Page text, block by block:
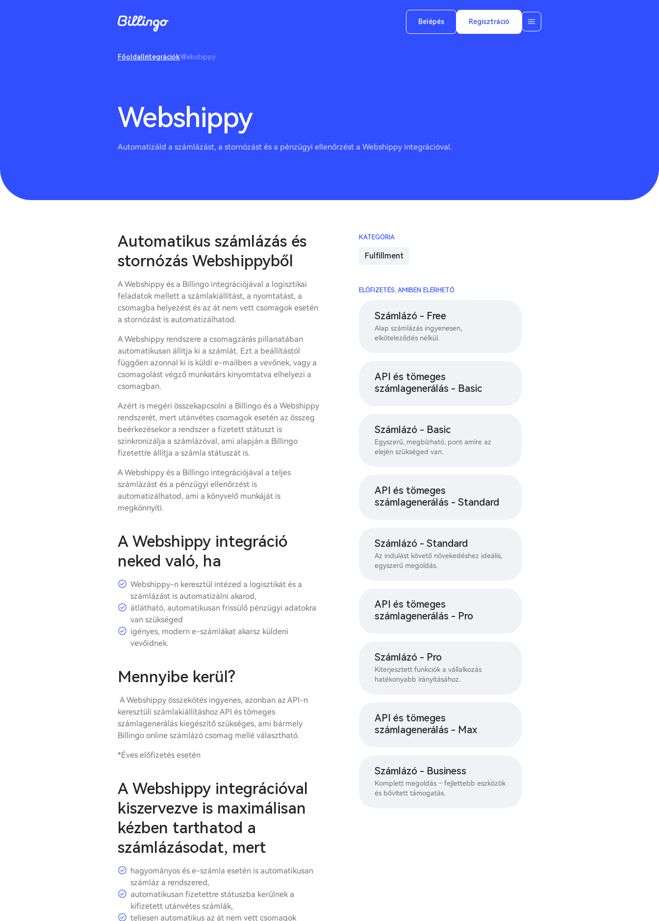
Belépés Regisztráció
Főoldal IntegrációkWebshippy
Webshippy
Automatizáld a számlázást, a stornózást és a pénzügyi ellenőrzést a Webshippy integrációval.
Automatikus számlázás és
stornózás Webshippyből
A Webshippy és a Billingo integrációjával a logisztikai
feladatok mellett a számlakiállítást, a nyomtatást, a
csomagba helyezést és az át nem vett csomagok esetén
a stornózást is automatizálhatod.
A Webshippy rendszere a csomagzárás pillanatában
automatikusan állítja ki a számlát. Ezt a beállítástól
függően azonnal ki is küldi e-mailben a vevőnek, vagy a
csomagolást végző munkatárs kinyomtatva elhelyezi a
csomagban.
Azért is megéri összekapcsolni a Billingo és a Webshippy
rendszerét, mert utánvétes csomagok esetén az összeg
beérkezésekor a rendszer a fizetett státuszt is
szinkronizálja a számlázóval, ami alapján a Billingo
fizetettre állítja a számla státuszát is.
A Webshippy és a Billingo integrációjával a teljes
számlázást és a pénzügyi ellenőrzést is
automatizálhatod, ami a könyvelő munkáját is
megkönnyíti.
A Webshippy integráció
neked való, ha
Webshippy-n keresztül intézed a logisztikát és a
számlázást is automatizálni akarod,
átlátható, automatikusan frissülő pénzügyi adatokra
van szükséged
igényes, modern e-számlákat akarsz küldeni
vevőidnek.
Mennyibe kerül?
A Webshippy összekötés ingyenes, azonban az API-n
keresztüli számlakiállításhoz API és tömeges
számlagenerálás kiegészítő szükséges, ami bármely
Billingo online számlázó csomag mellé választható.
*Éves előfizetés esetén
A Webshippy integrációval
kiszervezve is maximálisan
kézben tarthatod a
számlázásodat, mert
hagyományos és e-számla esetén is automatikusan
számláz a rendszered,
automatikusan fizetettre státuszba kerülnek a
kifizetett utánvétes számlák,
teljesen automatikus az át nem vett csomagok
KATEGÓRIA
Fulfillment
ELŐFIZETÉS, AMIBEN ELÉRHETŐ
Számlázó - Free
Alap számlázás ingyenesen,
elköteleződés nélkül.
API és tömeges
számlagenerálás - Basic
Számlázó - Basic
Egyszerű, megbízható, pont amire az
elején szükséged van.
API és tömeges
számlagenerálás - Standard
Számlázó - Standard
Az indulást követő növekedéshez ideális,
egyszerű megoldás.
API és tömeges
számlagenerálás - Pro
Számlázó - Pro
Kiterjesztett funkciók a vállalkozás
hatékonyabb irányításához.
API és tömeges
számlagenerálás - Max
Számlázó - Business
Komplett megoldás – fejlettebb eszközök
és bővített támogatás.